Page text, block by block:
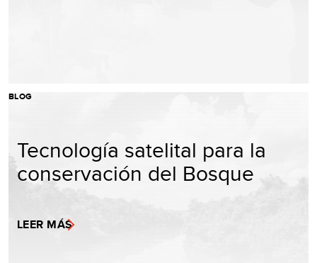
BLOG
Tecnología satelital para la
conservación del Bosque
LEER MÁS